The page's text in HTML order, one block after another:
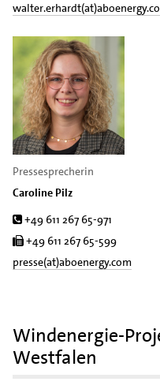
Pressesprecherin
Caroline Pilz
Tel.
+49 611 267 65-971
Fax
+49 611 267 65-599
presse(at)aboenergy.com
Windenergie-
Westfalen